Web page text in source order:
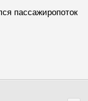
пассажиропоток